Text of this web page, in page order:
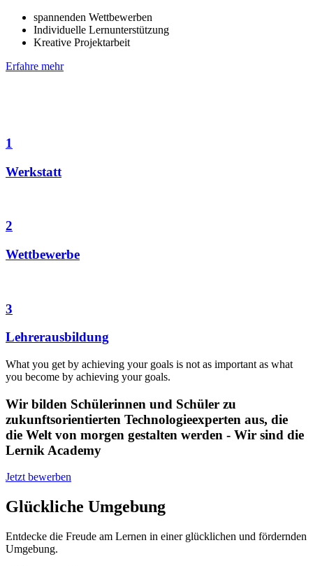
spannenden Wettbewerben
Individuelle Lernunterstützung
Kreative Projektarbeit
Erfahre mehr
1
Werkstatt
2
Wettbewerbe
3
Lehrerausbildung
What you get by achieving your goals is not as important as what
you become by achieving your goals.
Wir bilden Schülerinnen und Schüler zu
zukunftsorientierten Technologieexperten aus, die
die Welt von morgen gestalten werden - Wir sind die
Lernik Academy
Jetzt bewerben
Glückliche Umgebung
Entdecke die Freude am Lernen in einer glücklichen und fördernden
Umgebung.